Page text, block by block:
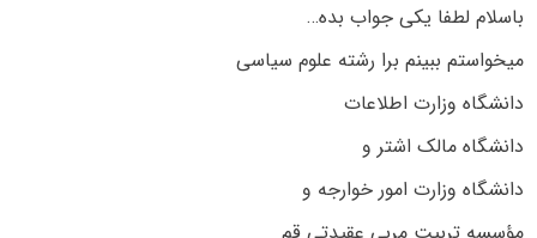
باسلام لطفا یکی جواب بده…
میخواستم ببینم برا رشته علوم سیاسی
دانشگاه وزارت اطلاعات
دانشگاه مالک اشتر و
دانشگاه وزارت امور خوارجه و